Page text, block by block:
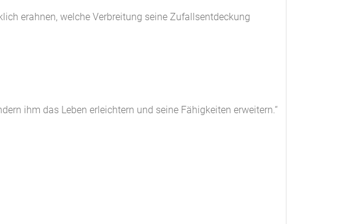
erahnen, welche Verbreitung seine Zufallsentdeckung
ihm das Leben erleichtern und seine Fähigkeiten erweitern.“